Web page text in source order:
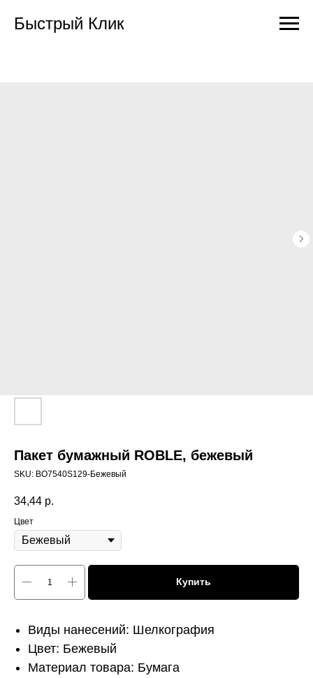
Быстрый Клик
Пакет бумажный ROBLE, бежевый
SKU: BO7540S129-Бежевый
34,44 р.
Цвет
Купить
Виды нанесений: Шелкография
Цвет: Бежевый
Материал товара: Бумага